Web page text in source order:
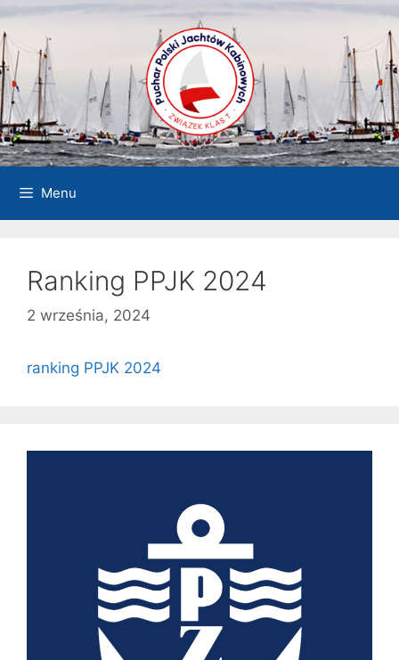
Przejdź
do
treści
Menu
Ranking PPJK 2024
2 września, 2024
ranking PPJK 2024